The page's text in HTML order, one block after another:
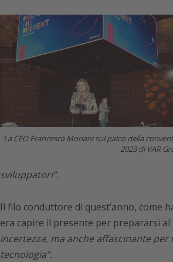
La CEO Francesca Moriani sul palco della convention
2023 di VAR
sviluppatori”.
Il filo conduttore di quest’anno, come
era capire il presente per prepararsi
incertezza, ma anche affascinante
tecnologia”.